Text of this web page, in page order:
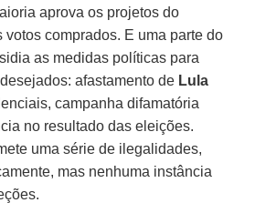
aprova os projetos do
votos comprados. E uma parte do
as medidas políticas para
afastamento de Lula
campanha difamatória
no resultado das eleições.
uma série de ilegalidades,
mas nenhuma instância